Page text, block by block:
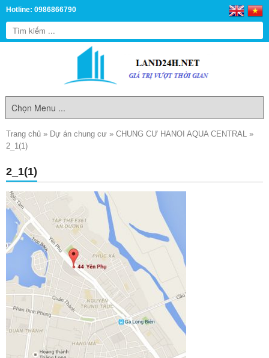
Hotline: 0986866790
Trang chủ » Dự án chung cư » CHUNG CƯ HANOI AQUA CENTRAL »
2_1(1)
2_1(1)